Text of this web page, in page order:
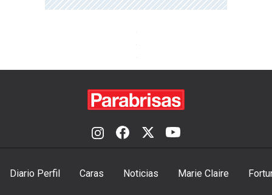
Diario Perfil Caras Noticias Marie Claire